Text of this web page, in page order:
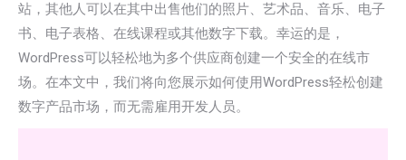
站，其他人可以在其中出售他们的照片、艺术品、音乐、电子
书、电子表格、在线课程或其他数字下载。幸运的是，
WordPress可以轻松地为多个供应商创建一个安全的在线市
场。在本文中，我们将向您展示如何使用WordPress轻松创建
数字产品市场，而无需雇用开发人员。